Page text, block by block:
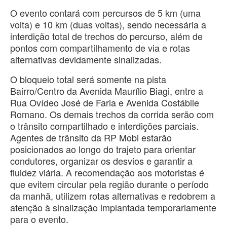
O evento contará com percursos de 5 km (uma
volta) e 10 km (duas voltas), sendo necessária a
interdição total de trechos do percurso, além de
pontos com compartilhamento de via e rotas
alternativas devidamente sinalizadas.
O bloqueio total será somente na pista
Bairro/Centro da Avenida Maurílio Biagi, entre a
Rua Ovídeo José de Faria e Avenida Costábile
Romano. Os demais trechos da corrida serão com
o trânsito compartilhado e interdições parciais.
Agentes de trânsito da RP Mobi estarão
posicionados ao longo do trajeto para orientar
condutores, organizar os desvios e garantir a
fluidez viária. A recomendação aos motoristas é
que evitem circular pela região durante o período
da manhã, utilizem rotas alternativas e redobrem a
atenção à sinalização implantada temporariamente
para o evento.